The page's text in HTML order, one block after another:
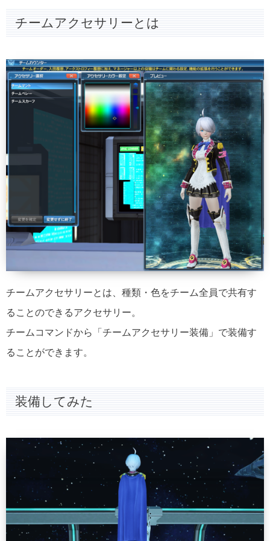
チームアクセサリーとは
チームアクセサリーとは、種類・色をチーム全員で共有す
ることのできるアクセサリー。
チームコマンドから「チームアクセサリー装備」で装備す
ることができます。
装備してみた